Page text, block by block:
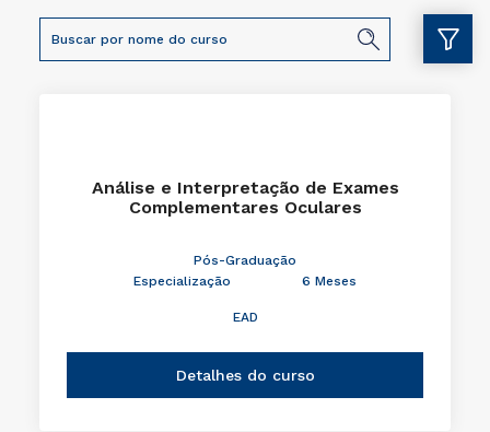
Análise e Interpretação de Exames
Complementares Oculares
Pós-Graduação
Especialização
6 Meses
EAD
Detalhes do curso